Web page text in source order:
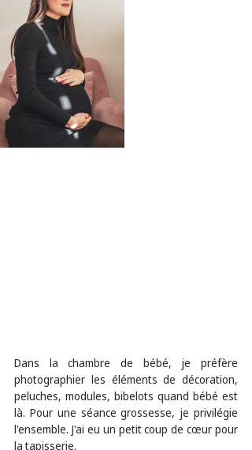
Dans la chambre de bébé, je préfère
photographier les éléments de décoration,
peluches, modules, bibelots quand bébé est
là. Pour une séance grossesse, je privilégie
l'ensemble. J'ai eu un petit coup de cœur pour
la tapisserie.